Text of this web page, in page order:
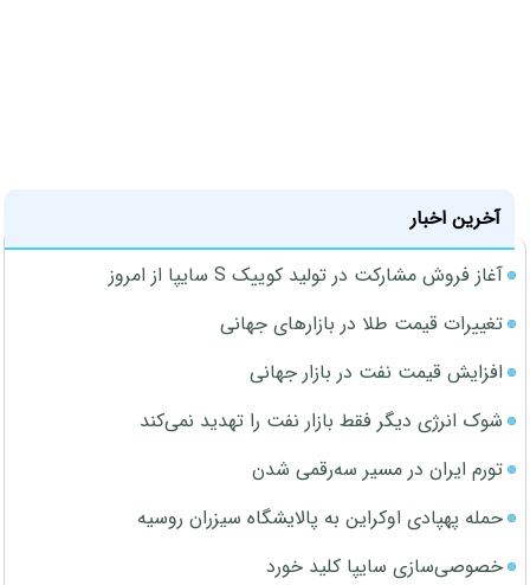
آخرین اخبار
آغاز فروش مشارکت در تولید کوییک S سایپا از امروز
تغییرات قیمت طلا در بازارهای جهانی
افزایش قیمت نفت در بازار جهانی
شوک انرژی دیگر فقط بازار نفت را تهدید نمی‌کند
تورم ایران در مسیر سه‌رقمی شدن
حمله پهپادی اوکراین به پالایشگاه سیزران روسیه
خصوصی‌سازی سایپا کلید خورد